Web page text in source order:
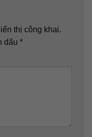
thị công khai.
dấu *